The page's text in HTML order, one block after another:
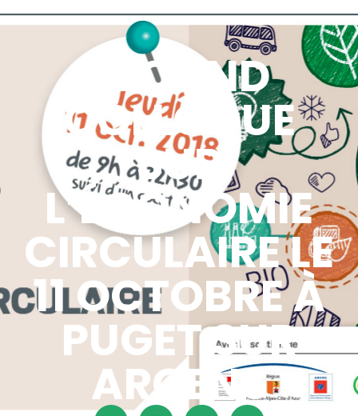
SECOND
COLLOQUE
SUR
L’ÉCONOMIE
CIRCULAIRE LE
11 OCTOBRE À
PUGET SUR
ARGENS